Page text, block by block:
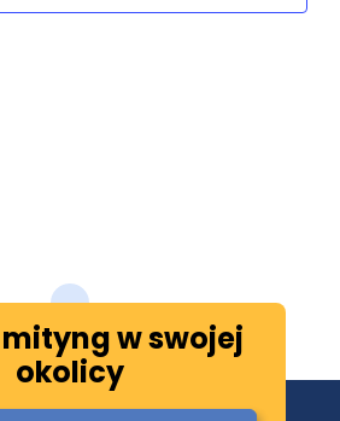
w swojej
okolicy